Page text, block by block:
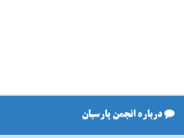
درباره انجمن پارسیان